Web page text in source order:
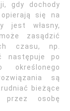
gdy dochody
się na
jest własny,
zasądzić
czasu, np.
następuje po
określonego
są
bieżące
przez osobę